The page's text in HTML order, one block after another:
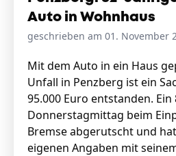
Auto in Wohnhaus
geschrieben am 01. November
Mit dem Auto in ein Haus
Unfall in Penzberg ist ein
95.000 Euro entstanden.
Donnerstagmittag beim
Bremse abgerutscht und
eigenen Angaben mit